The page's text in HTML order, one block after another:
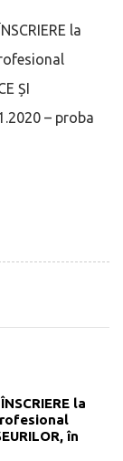
la
ȘI
– proba
la
în